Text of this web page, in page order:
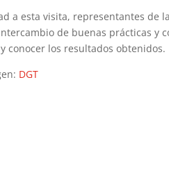
a esta visita, representantes de
de buenas prácticas y
conocer los resultados obtenidos.
DGT